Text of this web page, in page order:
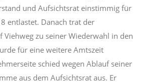
und Aufsichtsrat einstimmig für
entlastet. Danach trat der
Viehweg zu seiner Wiederwahl in den
für eine weitere Amtszeit
schied wegen Ablauf seiner
aus dem Aufsichtsrat aus. Er